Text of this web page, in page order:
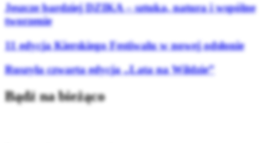
Jeszcze bardziej DZIKA – sztuka, natura i wspólne
tworzenie
11 edycja Kierskiego Festiwalu w nowej odsłonie
Ruszyła czwarta edycja „Lata na Wildzie”
Bądź na bieżąco